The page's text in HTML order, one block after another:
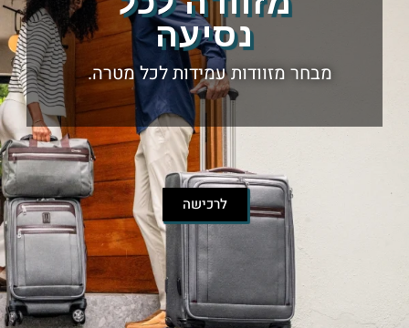
נסיעה
מבחר מזוודות עמידות לכל מטרה.
לרכישה